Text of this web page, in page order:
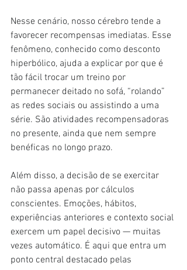
Nesse cenário, nosso cérebro tende a
favorecer recompensas imediatas. Esse
fenômeno, conhecido como desconto
hiperbólico, ajuda a explicar por que é
tão fácil trocar um treino por
permanecer deitado no sofá, “rolando”
as redes sociais ou assistindo a uma
série. São atividades recompensadoras
no presente, ainda que nem sempre
benéficas no longo prazo.
Além disso, a decisão de se exercitar
não passa apenas por cálculos
conscientes. Emoções, hábitos,
experiências anteriores e contexto social
exercem um papel decisivo — muitas
vezes automático. É aqui que entra um
ponto central destacado pelas